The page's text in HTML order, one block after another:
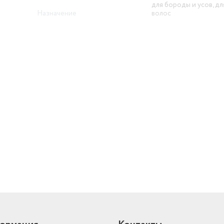
Назначение
для бороды и усов,
волос